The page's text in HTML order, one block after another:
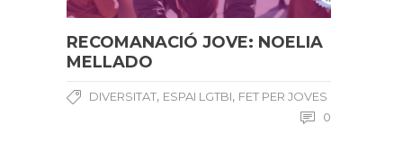
RECOMANACIÓ JOVE: NOELIA
MELLADO
DIVERSITAT, ESPAI LGTBI, FET PER JOVES
0